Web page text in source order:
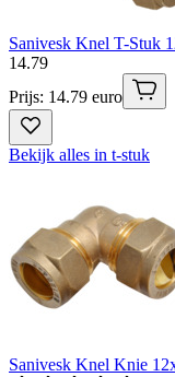
Sanivesk Knel T-Stuk
14.79
Prijs: 14.79 euro
Bekijk alles in t-stuk
Sanivesk Knel Knie